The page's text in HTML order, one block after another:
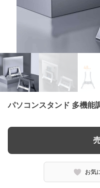
パソコンスタンド 多機能
お気